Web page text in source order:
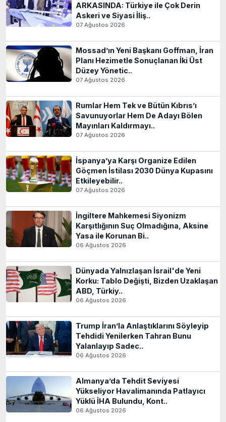
ARKASINDA: Türkiye ile Çok Derin
Askeri ve Siyasi İliş..
07 Ağustos 2026
Mossad’ın Yeni Başkanı Goffman, İran
Planı Hezimetle Sonuçlanan İki Üst
Düzey Yönetic..
07 Ağustos 2026
Rumlar Hem Tek ve Bütün Kıbrıs’ı
Savunuyorlar Hem De Adayı Bölen
Mayınları Kaldırmayı..
07 Ağustos 2026
İspanya’ya Karşı Organize Edilen
Göçmen İstilası 2030 Dünya Kupasını
Etkileyebilir..
07 Ağustos 2026
İngiltere Mahkemesi Siyonizm
Karşıtlığının Suç Olmadığına, Aksine
Yasa ile Korunan Bi..
06 Ağustos 2026
Dünyada Yalnızlaşan İsrail'de Yeni
Korku: Tablo Değişti, Bizden Uzaklaşan
ABD, Türkiy..
06 Ağustos 2026
Trump İran’la Anlaştıklarını Söyleyip
Tehdidi Yenilerken Tahran Bunu
Yalanlayıp Sadec..
06 Ağustos 2026
Almanya’da Tehdit Seviyesi
Yükseliyor Havalimanında Patlayıcı
Yüklü İHA Bulundu, Kont..
06 Ağustos 2026